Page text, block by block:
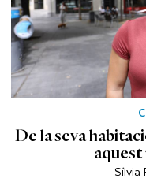
De la seva
aquest
Sílvia